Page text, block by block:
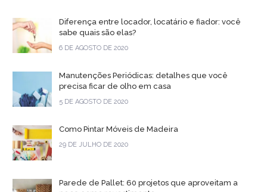
Diferença entre locador, locatário e fiador: você
sabe quais são elas?
6 DE AGOSTO DE 2020
Manutenções Periódicas: detalhes que você
precisa ficar de olho em casa
5 DE AGOSTO DE 2020
Como Pintar Móveis de Madeira
29 DE JULHO DE 2020
Parede de Pallet: 60 projetos que aproveitam a